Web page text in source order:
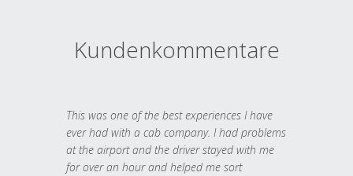
Kundenkommentare
This was one of the best experiences I have
ever had with a cab company. I had problems
at the airport and the driver stayed with me
for over an hour and helped me sort